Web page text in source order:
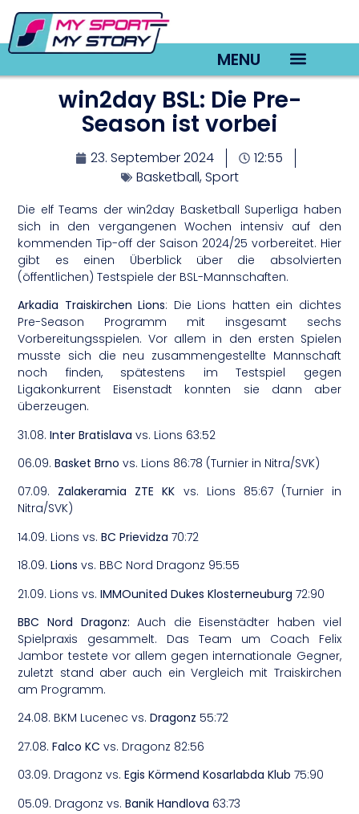
MENU
win2day BSL: Die Pre-
Season ist vorbei
23. September 2024
12:55
Basketball,Sport
Die elf Teams der win2day Basketball Superliga haben
sich in den vergangenen Wochen intensiv auf den
kommenden Tip-off der Saison 2024/25 vorbereitet. Hier
gibt es einen Überblick über die absolvierten
(öffentlichen) Testspiele der BSL-Mannschaften.
Arkadia Traiskirchen Lions: Die Lions hatten ein dichtes
Pre-Season Programm mit insgesamt sechs
Vorbereitungsspielen. Vor allem in den ersten Spielen
musste sich die neu zusammengestellte Mannschaft
noch finden, spätestens im Testspiel gegen
Ligakonkurrent Eisenstadt konnten sie dann aber
überzeugen.
31.08.Inter Bratislava vs. Lions 63:52
06.09. Basket Brno vs. Lions 86:78 (Turnier in Nitra/SVK)
07.09. Zalakeramia ZTE KK vs. Lions 85:67 (Turnier in
Nitra/SVK)
14.09. Lions vs.BC Prievidza 70:72
18.09.Lions vs. BBC Nord Dragonz 95:55
21.09. Lions vs.IMMOunited Dukes Klosterneuburg 72:90
BBC Nord Dragonz:Auch die Eisenstädter haben viel
Spielpraxis gesammelt. Das Team um Coach Felix
Jambor testete vor allem gegen internationale Gegner,
zuletzt stand aber auch ein Vergleich mit Traiskirchen
am Programm.
24.08. BKM Lucenec vs.Dragonz 55:72
27.08.Falco KC vs. Dragonz 82:56
03.09. Dragonz vs.Egis Körmend Kosarlabda Klub 75:90
05.09. Dragonz vs.Banik Handlova 63:73